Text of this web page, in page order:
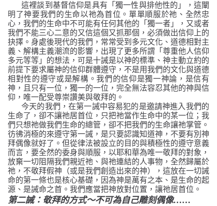
這裡談到基督信仰是具有「獨一性與排他性的」，這闡
明了神要我們的生命以祂為首位。單單順服於祂、全然忠
心，我們的生命中不可能有任何其他的「獨一者」，又或者
我們不能三心二意的又信這個又抓那個，必須做出信仰上的
抉擇。身處後現代的我們，常常受到多元文化、道德相對主
義、解構主義潮流的影響，出現了更多所謂「尊重他人信仰
多元等等」的想法，可是十誡是以神的標準、神主動立約的
前提下要求屬神的信仰群體遵守，不是用我們的文化與道德
相對性的遵守或是解構。我們的信仰是獨一神論，是信有
神，且只有一位，獨一的一位，完全無法容忍其他的神與信
仰，唯一配受尊崇讚美與敬拜的。
今天的我們，在第一誡中容易犯的是邀請神進入我們的
生命了，卻不讓祂居首位，只把祂當作生命中的某一位；我
們只想祂做我們生命的總管，卻不把我們的生命讓祂掌管。
彷彿消極的來遵守第一誡，是只要認識知道神，不要有別神
拜偶像就好了。但從律法被設立的目的與積極性的遵守意義
而言，要全然的委身與順服，以耶和華為唯一敬拜的對象，
放棄一切阻隔我們親近祂、與祂連結的人事物，全然歸屬於
祂，不敬拜假神（或是我們創造出來的神），這放在一切誡
命的第一條也是核心基礎，因為神是萬有之本、是生命的起
源、是誡命之首。我們應當把神放對位置，讓祂居首位。
第二誡：敬拜的方式～不可為自己雕刻偶像……